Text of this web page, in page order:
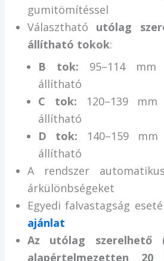
gumitömítéssel
Választható utólag
állítható tokok:
B tok: 95–114 mm
állítható
C tok: 120–139 mm
állítható
D tok: 140–159 mm
állítható
A rendszer
árkülönbségeket
Egyedi falvastagság
ajánlat
Az utólag szerelhető
alapértelmezetten